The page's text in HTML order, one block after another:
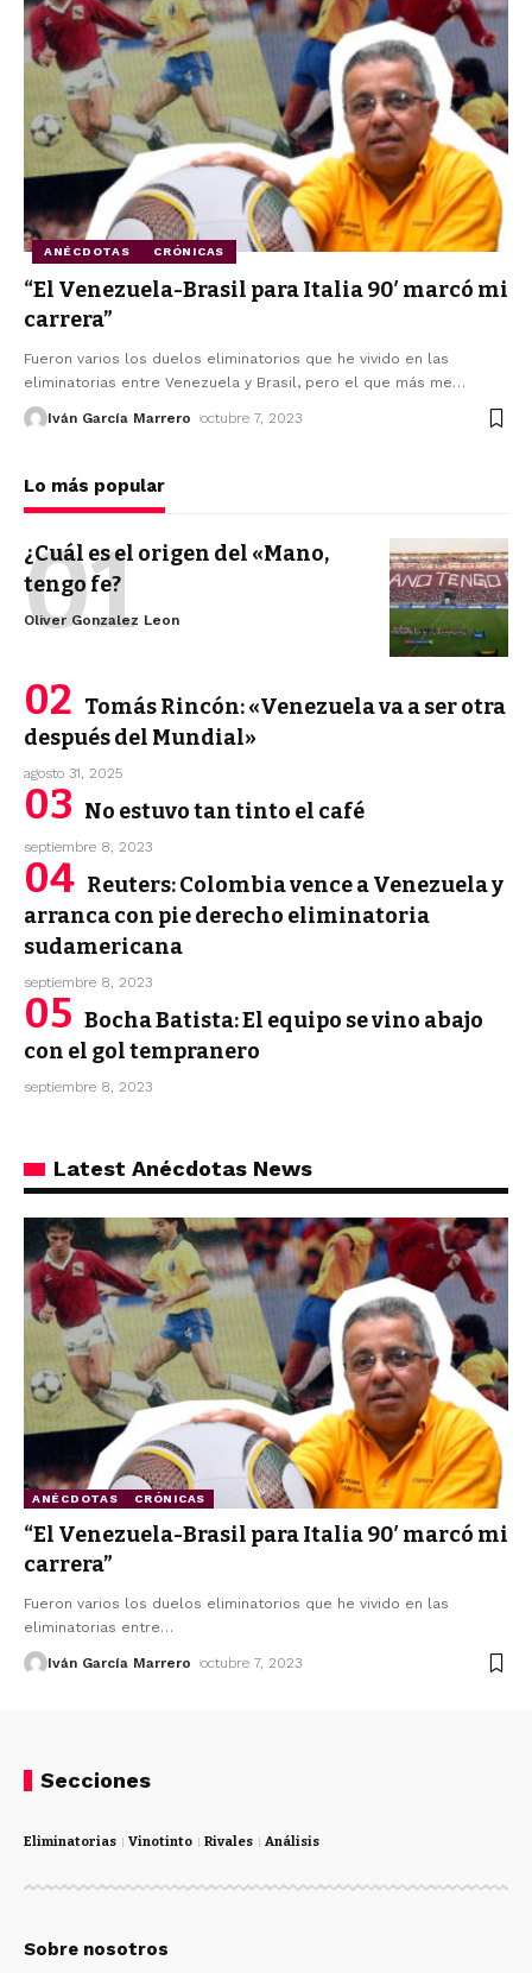
ANÉCDOTAS CRÓNICAS
“El Venezuela-Brasil para Italia 90′ marcó mi
carrera”
Fueron varios los duelos eliminatorios que he vivido en las
eliminatorias entre Venezuela y Brasil, pero el que más me…
Iván García Marrero octubre 7, 2023
Lo más popular
¿Cuál es el origen del «Mano,
tengo fe?
Oliver Gonzalez Leon
Tomás Rincón: «Venezuela va a ser otra
después del Mundial»
agosto 31, 2025
No estuvo tan tinto el café
septiembre 8, 2023
Reuters: Colombia vence a Venezuela y
arranca con pie derecho eliminatoria
sudamericana
septiembre 8, 2023
Bocha Batista: El equipo se vino abajo
con el gol tempranero
septiembre 8, 2023
Latest Anécdotas News
ANÉCDOTAS CRÓNICAS
“El Venezuela-Brasil para Italia 90′ marcó mi
carrera”
Fueron varios los duelos eliminatorios que he vivido en las
eliminatorias entre…
Iván García Marrero octubre 7, 2023
Secciones
Eliminatorias Vinotinto Rivales Análisis
Sobre nosotros